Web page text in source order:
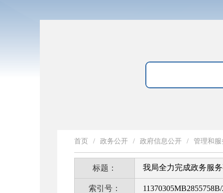
首页 / 政务公开 / 政府信息公开 / 管理和
标题： 我局全力完成政务服
索引号：